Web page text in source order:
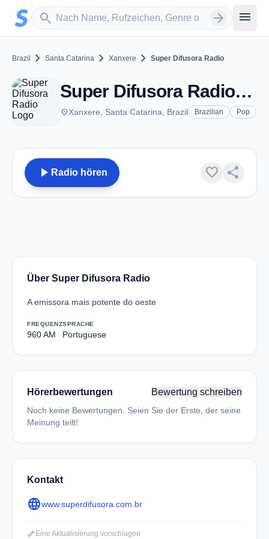
Zum Hauptinhalt springen
search
Sender suchen arrow_forward menu
Brazil chevron_right Santa Catarina chevron_right Xanxere chevron_right Super Difusora Radio
Super Difusora Radio - AM 960 - Xanxere
placeXanxere, Santa Catarina, Brazil Brazilian Pop
play_arrow Radio hören favorite share
Über Super Difusora Radio
A emissora mais potente do oeste
FREQUENZ
960 AM
SPRACHE
Portuguese
Hörerbewertungen Bewertung schreiben
Noch keine Bewertungen. Seien Sie der Erste, der seine
Meinung teilt!
Kontakt
languagewww.superdifusora.com.br
edit Eine Aktualisierung vorschlagen